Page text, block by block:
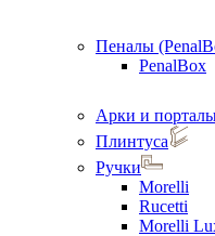
Пеналы
PenalBox
Арки и
Плинтуса
Ручки
Morelli
Rucetti
Morelli